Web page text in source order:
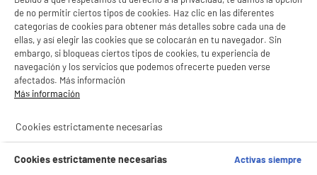
★★★★★
★★★★★
4.4/5( 117)
compare_product
Diametro :
15 96
- analizar el tráfico en nuestro sitio web Consulta la política de cookies.
Consulta la política de cookies..
Si aceptas, la experiencia será aún mejor. Si no acepta, se utilizarán cookies
estadísticas anónimas basadas en tu navegación. Puedes oponerte a su uso
gestionando sus cookies.
¡Buena visita!
Gestionar cookies
de no permitir ciertos tipos de cookies. Haz clic en las diferentes
categorías de cookies para obtener más detalles sobre cada una de
ellas, y así elegir las cookies que se colocarán en tu navegador. Sin
embargo, si bloqueas ciertos tipos de cookies, tu experiencia de
navegación y los servicios que podemos ofrecerte pueden verse
afectados. Más información
Más información
Cookies estrictamente necesarias
Cookies estrictamente necesarias
Activas siempre